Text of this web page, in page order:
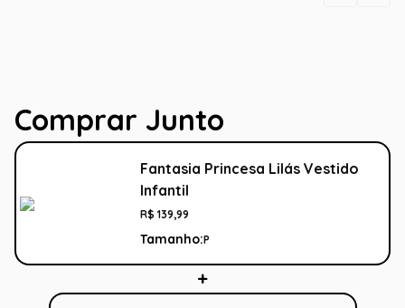
Comprar Junto
Fantasia Princesa Lilás Vestido
Infantil
R$ 139,99
Tamanho:P